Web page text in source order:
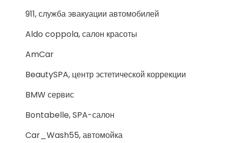
911, служба эвакуации автомобилей
Aldo coppola, салон красоты
AmCar
BeautySPA, центр эстетической коррекции
BMW сервис
Bontabelle, SPA-салон
Car_Wash55, автомойка